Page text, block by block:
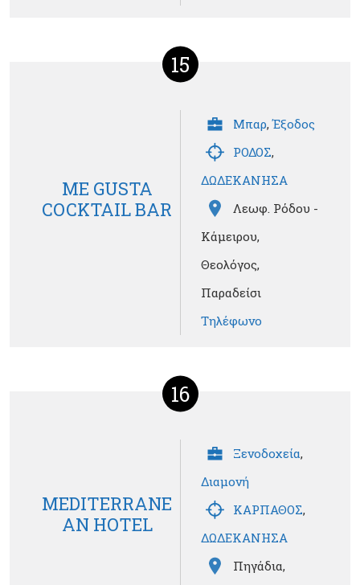
15
ME GUSTA
COCKTAIL BAR
Μπαρ,Έξοδος
ΡΟΔΟΣ,
ΔΩΔΕΚΑΝΗΣΑ
Λεωφ. Ρόδου -
Κάμειρου,
Θεολόγος,
Παραδείσι
Τηλέφωνο
16
MEDITERRANE
AN HOTEL
Ξενοδοχεία,
Διαμονή
ΚΑΡΠΑΘΟΣ,
ΔΩΔΕΚΑΝΗΣΑ
Πηγάδια,